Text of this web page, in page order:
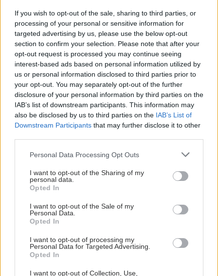
If you wish to opt-out of the sale, sharing to third parties, or
processing of your personal or sensitive information for
targeted advertising by us, please use the below opt-out
section to confirm your selection. Please note that after your
opt-out request is processed you may continue seeing
interest-based ads based on personal information utilized by
us or personal information disclosed to third parties prior to
your opt-out. You may separately opt-out of the further
disclosure of your personal information by third parties on the
IAB’s list of downstream participants. This information may
also be disclosed by us to third parties on the IAB’s List of
Downstream Participants that may further disclose it to other
Please note that this website/app uses one or more Google
not limited to your visit or usage behaviour. You may click to
grant or deny consent to Google and its third-party tags to
use your data for below specified purposes in below Google
consent section.
Personal Data Processing Opt Outs
I want to opt-out of the Sharing of my
personal data.
Opted In
I want to opt-out of the Sale of my
Personal Data.
Opted In
I want to opt-out of processing my
Personal Data for Targeted Advertising.
Opted In
I want to opt-out of Collection, Use,
Νέοι δρόμοι για την χειρουργική αντιμετώπιση των
περιστατικών καρκίνου του τραχήλου της μήτρας,
διανοίγονται από πρωτοποριακή επέμβαση που
πραγματοποιήθηκε για πρώτη φορά στην Ελλάδα, στο
νοσοκομείο ‘Ερρίκος Ντυνάν’.